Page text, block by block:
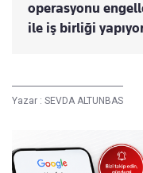
operasyonu
ile iş birliği
Yazar : SEVDA ALTUNBAS